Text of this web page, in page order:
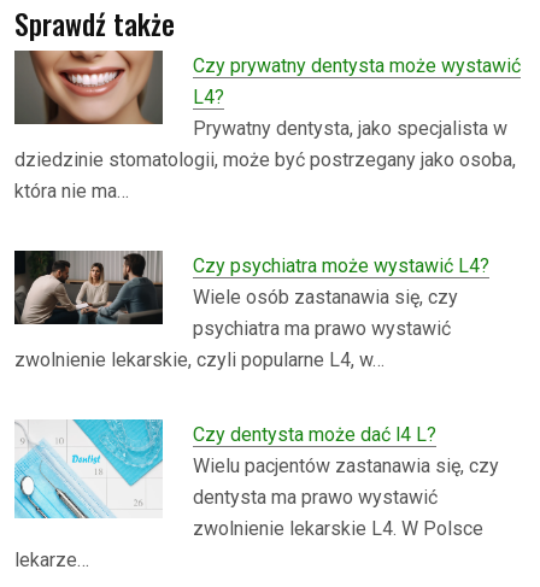
Sprawdź także
Czy prywatny dentysta może wystawić
L4?
Prywatny dentysta, jako specjalista w
dziedzinie stomatologii, może być postrzegany jako osoba,
która nie ma…
Czy psychiatra może wystawić L4?
Wiele osób zastanawia się, czy
psychiatra ma prawo wystawić
zwolnienie lekarskie, czyli popularne L4, w…
Czy dentysta może dać l4 L?
Wielu pacjentów zastanawia się, czy
dentysta ma prawo wystawić
zwolnienie lekarskie L4. W Polsce
lekarze…